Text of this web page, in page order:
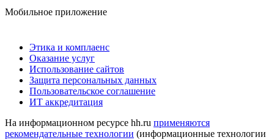
Мобильное приложение
Этика и комплаенс
Оказание услуг
Использование сайтов
Защита персональных данных
Пользовательское соглашение
ИТ аккредитация
На информационном ресурсе hh.ru применяются
рекомендательные технологии (информационные технологии